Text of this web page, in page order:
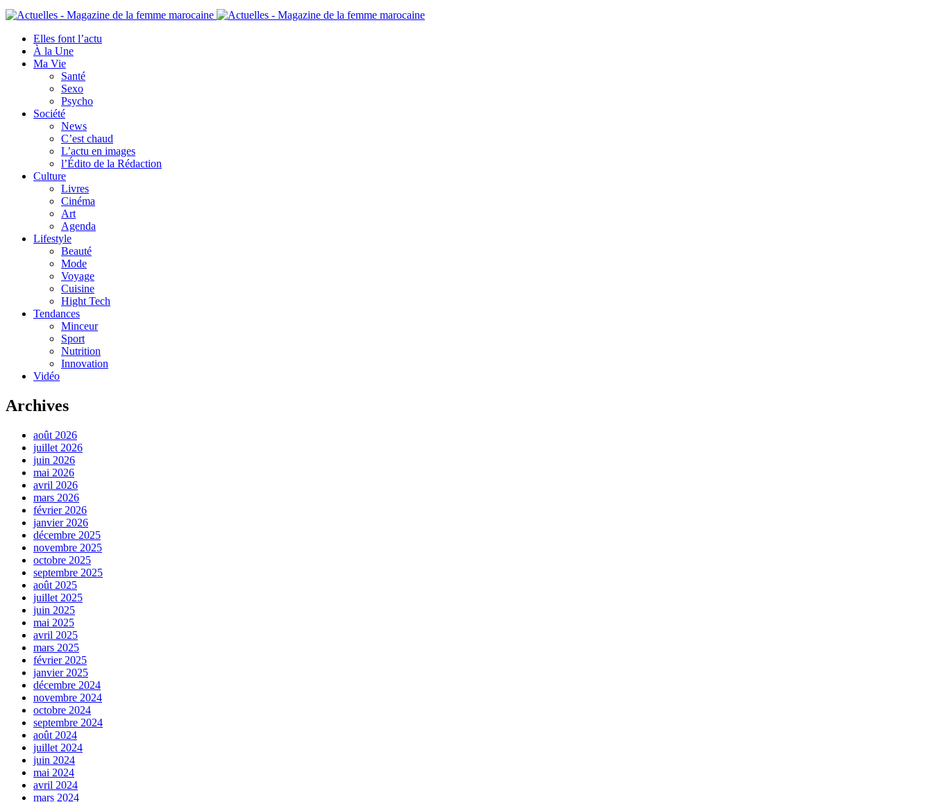
Elles font l’actu
À la Une
Ma Vie
Santé
Sexo
Psycho
Société
News
C’est chaud
L’actu en images
l’Édito de la Rédaction
Culture
Livres
Cinéma
Art
Agenda
Lifestyle
Beauté
Mode
Voyage
Cuisine
Hight Tech
Tendances
Minceur
Sport
Nutrition
Innovation
Vidéo
Archives
août 2026
juillet 2026
juin 2026
mai 2026
avril 2026
mars 2026
février 2026
janvier 2026
décembre 2025
novembre 2025
octobre 2025
septembre 2025
août 2025
juillet 2025
juin 2025
mai 2025
avril 2025
mars 2025
février 2025
janvier 2025
décembre 2024
novembre 2024
octobre 2024
septembre 2024
août 2024
juillet 2024
juin 2024
mai 2024
avril 2024
mars 2024